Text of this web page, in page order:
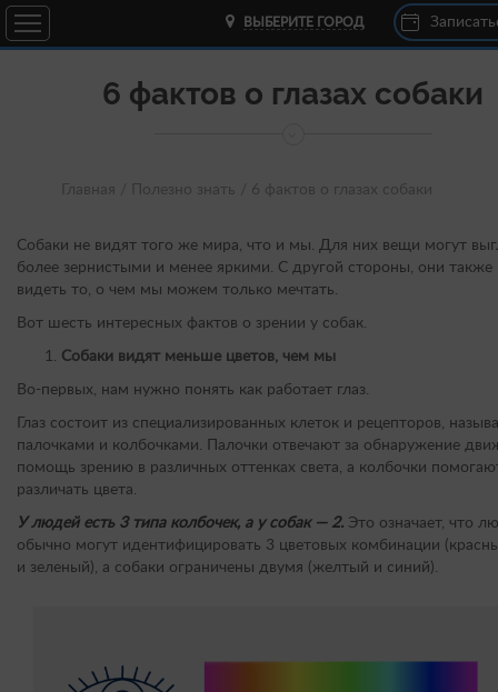
ВЫБЕРИТЕ ГОРОД
6 фактов о глазах собаки
Главная / Полезно знать / 6 фактов о глазах собаки
Собаки не видят того же мира, что и мы. Для них вещи могут
более зернистыми и менее яркими. С другой стороны, они также
видеть то, о чем мы можем только мечтать.
Вот шесть интересных фактов о зрении у собак.
Собаки видят меньше цветов, чем мы
Во-первых, нам нужно понять как работает глаз.
Глаз состоит из специализированных клеток и рецепторов,
палочками и колбочками. Палочки отвечают за обнаружение
помощь зрению в различных оттенках света, а колбочки
различать цвета.
У людей есть 3 типа колбочек, а у собак — 2. Это означает, что
обычно могут идентифицировать 3 цветовых комбинации
и зеленый), а собаки ограничены двумя (желтый и синий).